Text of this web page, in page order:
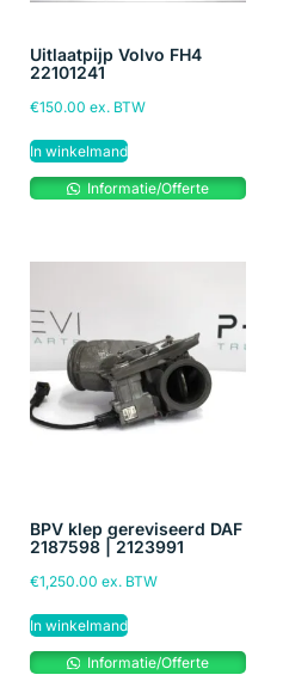
Uitlaatpijp Volvo FH4
22101241
€150.00 ex. BTW
In winkelmand
Informatie/Offerte
BPV klep gereviseerd DAF
2187598 | 2123991
€1,250.00 ex. BTW
In winkelmand
Informatie/Offerte